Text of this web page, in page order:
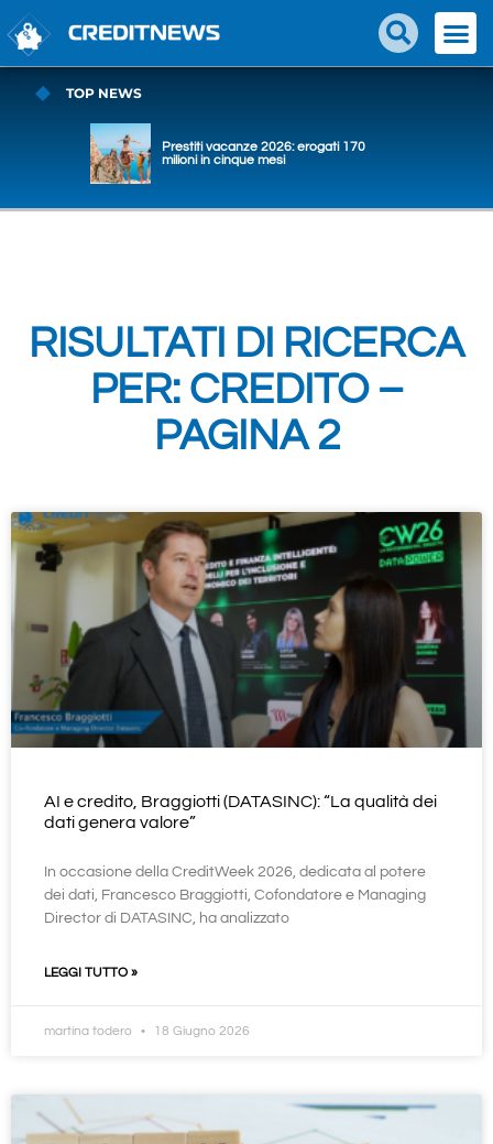
TOP NEWS
Prestiti vacanze 2026: erogati 170
milioni in cinque mesi
RISULTATI DI RICERCA
PER: CREDITO –
PAGINA 2
AI e credito, Braggiotti (DATASINC): “La qualità dei
dati genera valore”
In occasione della CreditWeek 2026, dedicata al potere
dei dati, Francesco Braggiotti, Cofondatore e Managing
Director di DATASINC, ha analizzato
LEGGI TUTTO »
martina todero 18 Giugno 2026